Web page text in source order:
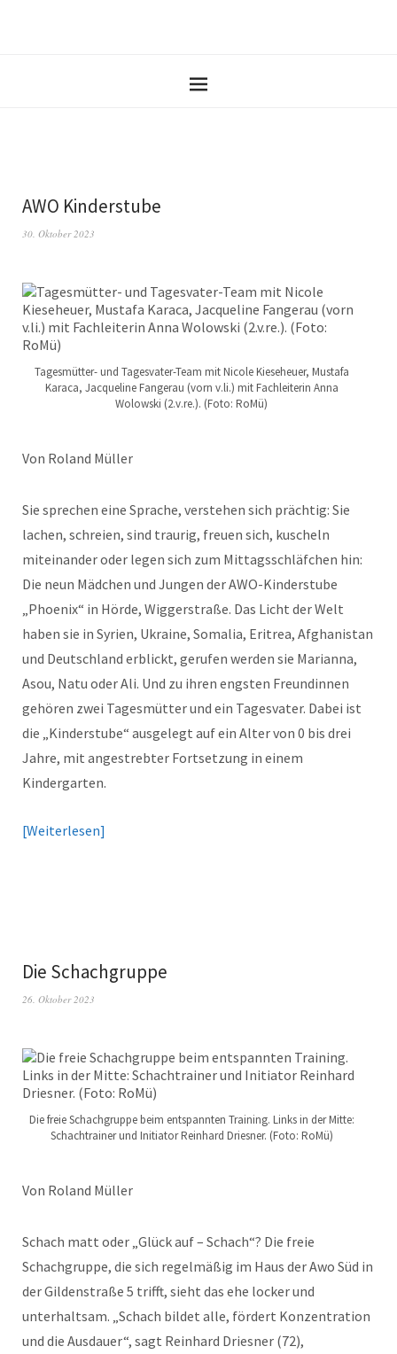
AWO Kinderstube
30. Oktober 2023
Tagesmütter- und Tagesvater-Team mit Nicole Kieseheuer, Mustafa
Karaca, Jacqueline Fangerau (vorn v.li.) mit Fachleiterin Anna
Wolowski (2.v.re.). (Foto: RoMü)
Von Roland Müller
Sie sprechen eine Sprache, verstehen sich prächtig: Sie
lachen, schreien, sind traurig, freuen sich, kuscheln
miteinander oder legen sich zum Mittagsschläfchen hin:
Die neun Mädchen und Jungen der AWO-Kinderstube
„Phoenix“ in Hörde, Wiggerstraße. Das Licht der Welt
haben sie in Syrien, Ukraine, Somalia, Eritrea, Afghanistan
und Deutschland erblickt, gerufen werden sie Marianna,
Asou, Natu oder Ali. Und zu ihren engsten Freundinnen
gehören zwei Tagesmütter und ein Tagesvater. Dabei ist
die „Kinderstube“ ausgelegt auf ein Alter von 0 bis drei
Jahre, mit angestrebter Fortsetzung in einem
Kindergarten.
Weiterlesen
Die Schachgruppe
26. Oktober 2023
Die freie Schachgruppe beim entspannten Training. Links in der Mitte:
Schachtrainer und Initiator Reinhard Driesner. (Foto: RoMü)
Von Roland Müller
Schach matt oder „Glück auf – Schach“? Die freie
Schachgruppe, die sich regelmäßig im Haus der Awo Süd in
der Gildenstraße 5 trifft, sieht das ehe locker und
unterhaltsam. „Schach bildet alle, fördert Konzentration
und die Ausdauer“, sagt Reinhard Driesner (72),